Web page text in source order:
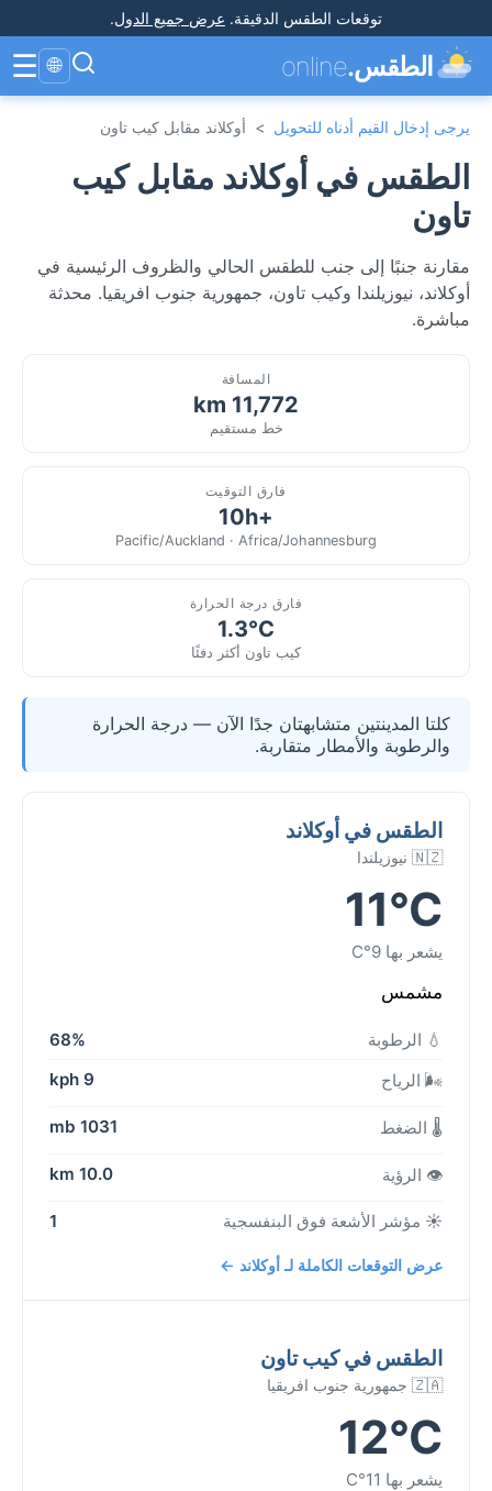
توقعات الطقس الدقيقة. عرض جميع الدول.
الطقس.online
🌐
☰
يرجى إدخال القيم أدناه للتحويل > أوكلاند مقابل كيب تاون
الطقس في أوكلاند مقابل كيب
تاون
مقارنة جنبًا إلى جنب للطقس الحالي والظروف الرئيسية في
أوكلاند، نيوزيلندا وكيب تاون، جمهورية جنوب افريقيا. محدثة
مباشرة.
المسافة
11,772 km
خط مستقيم
فارق التوقيت
+10h
Pacific/Auckland · Africa/Johannesburg
فارق درجة الحرارة
1.3°C
كيب تاون أكثر دفئًا
كلتا المدينتين متشابهتان جدًا الآن — درجة الحرارة
والرطوبة والأمطار متقاربة.
الطقس في أوكلاند
🇳🇿 نيوزيلندا
11°C
يشعر بها 9°C
مشمس
💧 الرطوبة
68%
🌬️ الرياح
9 kph
🌡️ الضغط 1031 mb
👁️ الرؤية 10.0 km
☀️ مؤشر الأشعة فوق البنفسجية 1
عرض التوقعات الكاملة لـ أوكلاند ←
الطقس في كيب تاون
🇿🇦 جمهورية جنوب افريقيا
12°C
يشعر بها 11°C